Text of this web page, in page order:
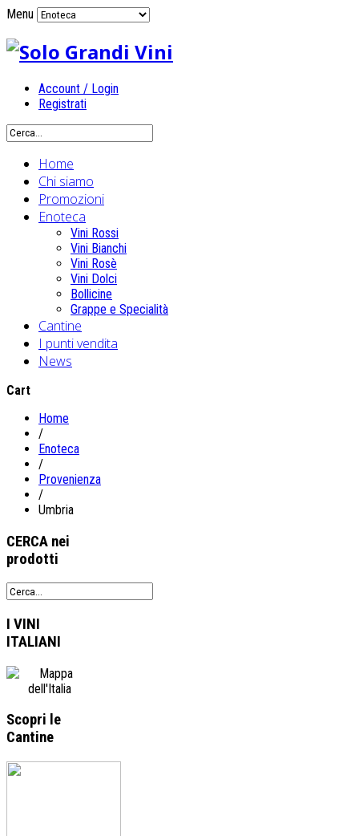
Menu
Account / Login
Registrati
Home
Chi siamo
Promozioni
Enoteca
Vini Rossi
Vini Bianchi
Vini Rosè
Vini Dolci
Bollicine
Grappe e Specialità
Cantine
I punti vendita
News
Cart
Home
/
Enoteca
/
Provenienza
/
Umbria
CERCA nei
prodotti
I VINI
ITALIANI
Scopri le
Cantine